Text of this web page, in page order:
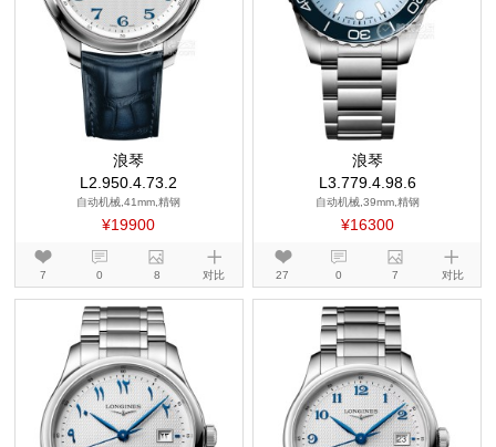
浪琴
L2.950.4.73.2
自动机械,41mm,精钢
¥19900
7 0 8 对比
浪琴
L3.779.4.98.6
自动机械,39mm,精钢
¥16300
27 0 7 对比